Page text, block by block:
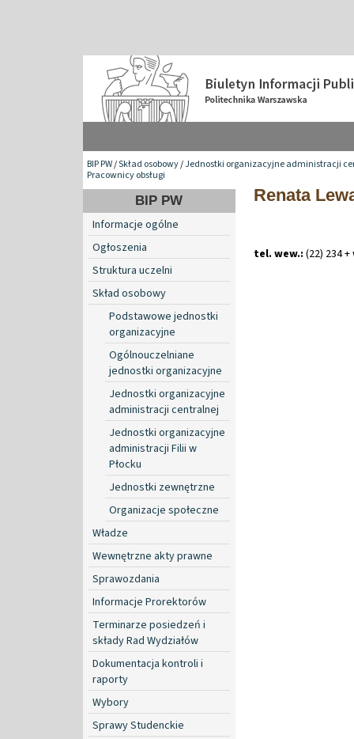
BIP PW/Skład osobowy/Jednostki organizacyjne administracji
Pracownicy obsługi
BIP PW
Informacje ogólne
Ogłoszenia
Struktura uczelni
Skład osobowy
Podstawowe jednostki
organizacyjne
Ogólnouczelniane
jednostki organizacyjne
Jednostki organizacyjne
administracji centralnej
Jednostki organizacyjne
administracji Filii w
Płocku
Jednostki zewnętrzne
Organizacje społeczne
Władze
Wewnętrzne akty prawne
Sprawozdania
Informacje Prorektorów
Terminarze posiedzeń i
składy Rad Wydziałów
Dokumentacja kontroli i
raporty
Wybory
Sprawy Studenckie
Renata
tel. wew.: (22) 234